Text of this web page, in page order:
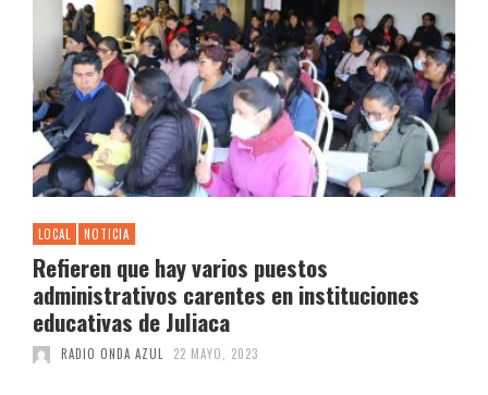
LOCAL NOTICIA
Refieren que hay varios puestos
administrativos carentes en instituciones
educativas de Juliaca
RADIO ONDA AZUL 22 MAYO, 2023